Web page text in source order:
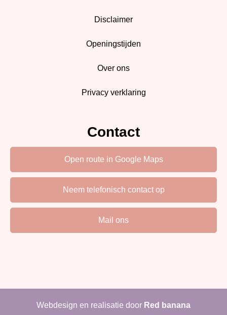
Disclaimer
Openingstijden
Over ons
Privacy verklaring
Contact
Open route in Google Maps
Neem telefonisch contact op
Mail ons
Webdesign en realisatie door Red banana